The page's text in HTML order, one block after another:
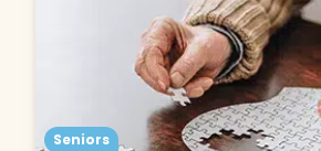
Seniors